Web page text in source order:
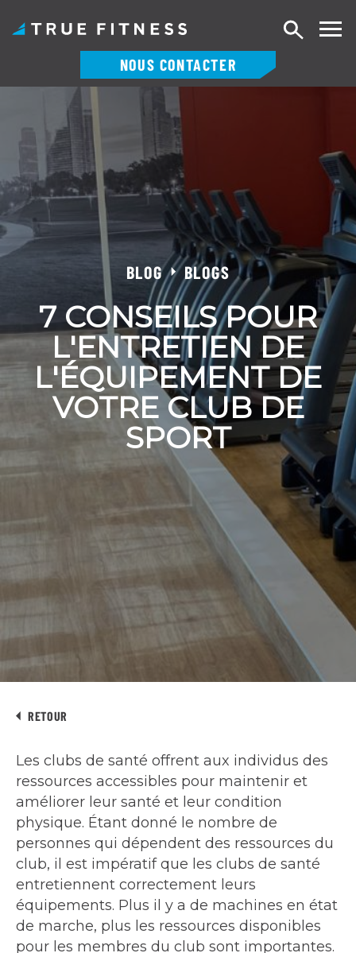
content
NOUS CONTACTER
BLOG BLOGS
7 CONSEILS POUR
L'ENTRETIEN DE
L'ÉQUIPEMENT DE
VOTRE CLUB DE
SPORT
RETOUR
Les clubs de santé offrent aux individus des
ressources accessibles pour maintenir et
améliorer leur santé et leur condition
physique. Étant donné le nombre de
personnes qui dépendent des ressources du
club, il est impératif que les clubs de santé
entretiennent correctement leurs
équipements. Plus il y a de machines en état
de marche, plus les ressources disponibles
pour les membres du club sont importantes.